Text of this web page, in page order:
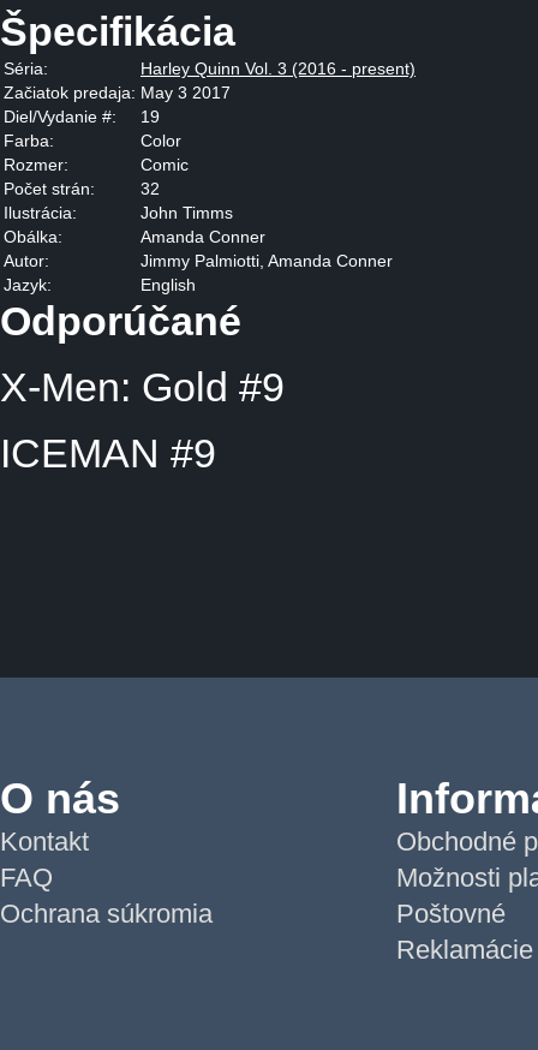
Špecifikácia
Séria:
Harley Quinn Vol. 3 (2016 - present)
Začiatok predaja: May 3 2017
Diel/Vydanie #:
19
Farba:
Color
Rozmer:
Comic
Počet strán:
32
Ilustrácia:
John Timms
Obálka:
Amanda Conner
Autor:
Jimmy Palmiotti, Amanda Conner
Jazyk:
English
Odporúčané
X-Men: Gold #9
ICEMAN #9
O nás
Kontakt
FAQ
Ochrana súkromia
Obchodné
Možnosti
Poštovné
Reklamácie